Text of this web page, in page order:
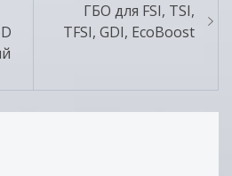
ГБО для FSI, TSI,
TFSI, GDI, EcoBoost